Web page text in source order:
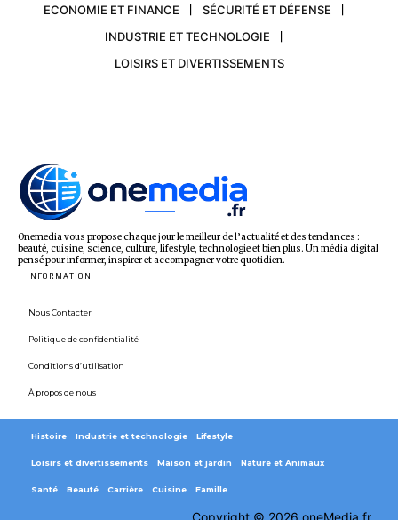
ECONOMIE ET FINANCE
SÉCURITÉ ET DÉFENSE
INDUSTRIE ET TECHNOLOGIE
LOISIRS ET DIVERTISSEMENTS
Onemedia vous propose chaque jour le meilleur de l’actualité et des tendances :
beauté, cuisine, science, culture, lifestyle, technologie et bien plus. Un média digital
pensé pour informer, inspirer et accompagner votre quotidien.
INFORMATION
Nous Contacter
Politique de confidentialité
Conditions d’utilisation
À propos de nous
Histoire Industrie et technologie Lifestyle
Loisirs et divertissements Maison et jardin Nature et Animaux
Santé Beauté Carrière Cuisine Famille
Copyright © 2026 oneMedia.fr